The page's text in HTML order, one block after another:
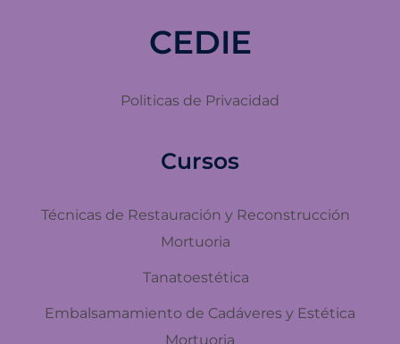
CEDIE
Politicas de Privacidad
Cursos
Técnicas de Restauración y Reconstrucción
Mortuoria
Tanatoestética
Embalsamamiento de Cadáveres y Estética
Mortuoria